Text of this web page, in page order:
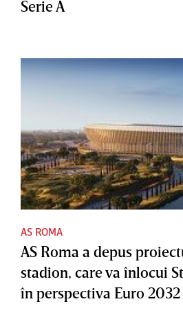
Serie A
AS ROMA
AS Roma a depus
stadion, care va înlocui
în perspectiva Euro 2032